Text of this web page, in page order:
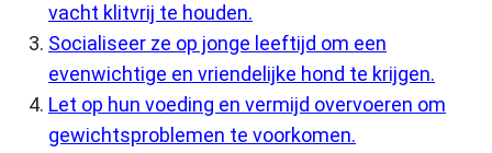
vacht klitvrij te houden.
Socialiseer ze op jonge leeftijd om een
evenwichtige en vriendelijke hond te krijgen.
Let op hun voeding en vermijd overvoeren om
gewichtsproblemen te voorkomen.